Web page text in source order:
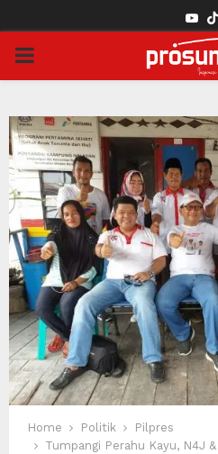
PRIMARY
Home Politik
Pilpres
Tumpangi Perahu Kayu, N4J